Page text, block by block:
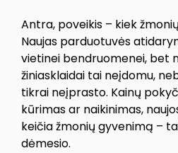
Antra, poveikis – kiek
Naujas parduotuvės
vietinei bendruomenei, bet
žiniasklaidai tai neįdomu,
tikrai neįprasto. Kainų
kūrimas ar naikinimas,
keičia žmonių gyvenimą –
dėmesio.